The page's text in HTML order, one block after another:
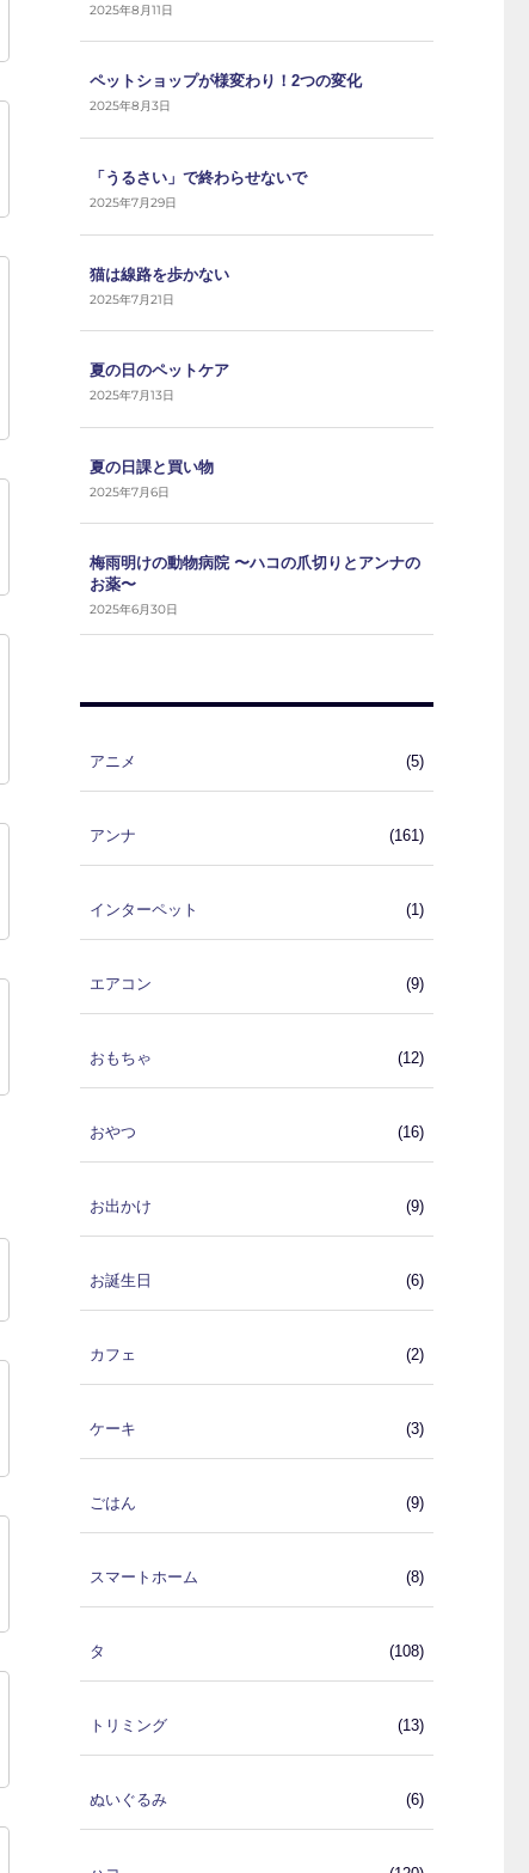
2025年8月11日
ペットショップが様変わり！2つの変化
2025年8月3日
「うるさい」で終わらせないで
2025年7月29日
猫は線路を歩かない
2025年7月21日
夏の日のペットケア
2025年7月13日
夏の日課と買い物
2025年7月6日
梅雨明けの動物病院 〜ハコの爪切りとアンナの
お薬〜
2025年6月30日
アニメ (5)
アンナ (161)
インターペット (1)
エアコン (9)
おもちゃ (12)
おやつ (16)
お出かけ (9)
お誕生日 (6)
カフェ (2)
ケーキ (3)
ごはん (9)
スマートホーム (8)
タ (108)
トリミング (13)
ぬいぐるみ (6)